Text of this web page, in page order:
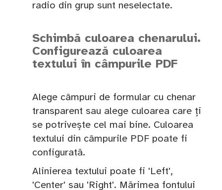
radio din grup sunt neselectate.
Schimbă culoarea chenarului.
Configurează culoarea
textului în câmpurile PDF
Alege câmpuri de formular cu chenar
transparent sau alege culoarea care ți
se potrivește cel mai bine. Culoarea
textului din câmpurile PDF poate fi
configurată.
Alinierea textului poate fi 'Left',
'Center' sau 'Right'. Mărimea fontului